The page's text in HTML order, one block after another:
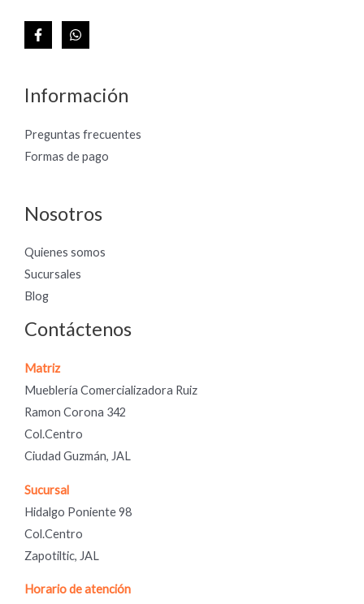
Información
Preguntas frecuentes
Formas de pago
Nosotros
Quienes somos
Sucursales
Blog
Contáctenos
Matriz
Mueblería Comercializadora Ruiz
Ramon Corona 342
Col.Centro
Ciudad Guzmán, JAL
Sucursal
Hidalgo Poniente 98
Col.Centro
Zapotiltic, JAL
Horario de atención